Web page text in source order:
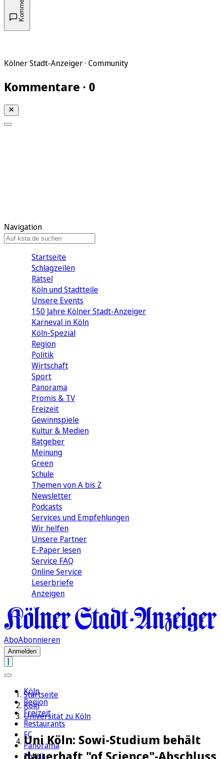
Kölner Stadt-Anzeiger · Community
Kommentare · 0
Navigation
Startseite
Schlagzeilen
Rätsel
Köln und Stadtteile
Unsere Events
150 Jahre Kölner Stadt-Anzeiger
Karneval in Köln
Köln-Spezial
Region
Politik
Wirtschaft
Sport
Panorama
Promis & TV
Freizeit
Gewinnspiele
Kultur & Medien
Ratgeber
Meinung
Green
Schule
Themen von A bis Z
Newsletter
Podcasts
Services und Empfehlungen
Wir helfen
Unsere Partner
E-Paper lesen
Service FAQ
Online Service
Leserbriefe
Anzeigen
AboAbonnieren
Anmelden
Köln
Region
Freizeit
Restaurants
FC
Panorama
Politik
Startseite
Köln
Universität zu Köln
Uni Köln: Sowi-Studium behält
dauerhaft "of Science"-Abschluss